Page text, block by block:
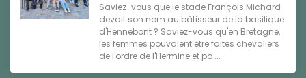
Saviez-vous que le stade François Michard
devait son nom au bâtisseur de la basilique
d'Hennebont ? Saviez-vous qu'en Bretagne,
les femmes pouvaient être faites chevaliers
de l'ordre de l'Hermine et po ...